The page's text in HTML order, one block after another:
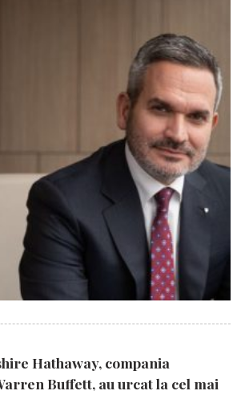
Hathaway, compania
Buffett, au urcat la cel mai